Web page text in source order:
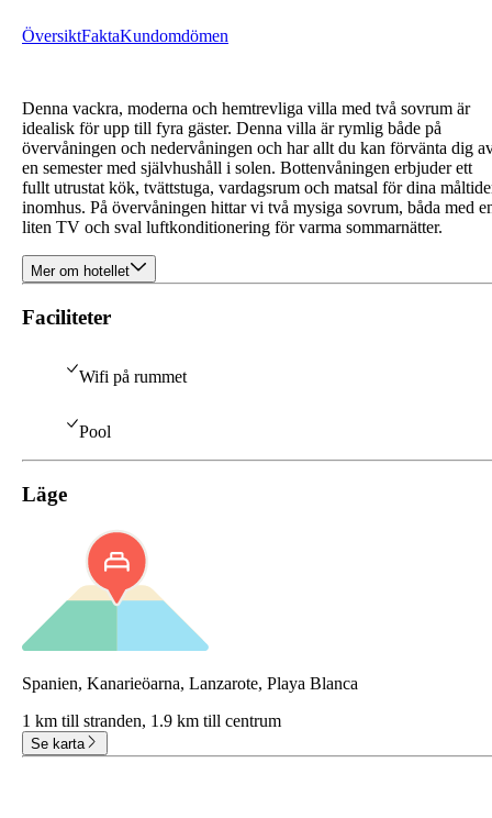
ÖversiktFaktaKundomdömen
Denna vackra, moderna och hemtrevliga villa med två sovrum är
idealisk för upp till fyra gäster. Denna villa är rymlig både på
övervåningen och nedervåningen och har allt du kan förvänta dig
en semester med självhushåll i solen. Bottenvåningen erbjuder ett
fullt utrustat kök, tvättstuga, vardagsrum och matsal för dina
inomhus. På övervåningen hittar vi två mysiga sovrum, båda med
liten TV och sval luftkonditionering för varma sommarnätter.
Mer om hotellet
Faciliteter
Wifi på rummet
Pool
Läge
Spanien, Kanarieöarna, Lanzarote, Playa Blanca
1 km till stranden, 1.9 km till centrum
Se karta